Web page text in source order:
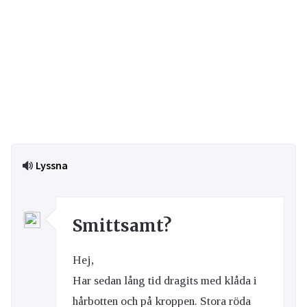
Lyssna
Smittsamt?
Hej,
Har sedan lång tid dragits med klåda i
hårbotten och på kroppen. Stora röda